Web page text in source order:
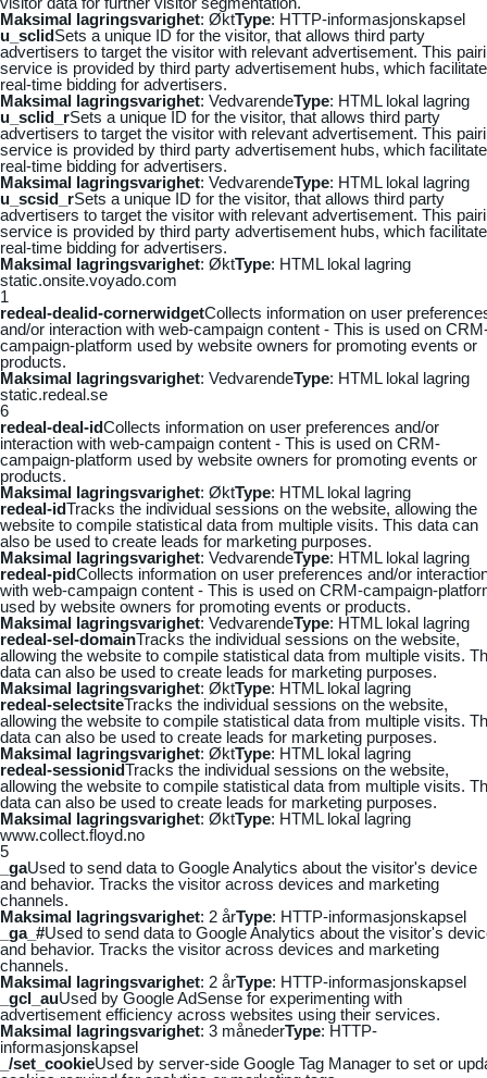
Maksimal lagringsvarighet: ØktType: HTTP-informasjonskapsel
u_sclidSets a unique ID for the visitor, that allows third party
advertisers to target the visitor with relevant advertisement. This
service is provided by third party advertisement hubs, which
real-time bidding for advertisers.
Maksimal lagringsvarighet: VedvarendeType: HTML lokal lagring
u_sclid_rSets a unique ID for the visitor, that allows third party
advertisers to target the visitor with relevant advertisement. This
service is provided by third party advertisement hubs, which
real-time bidding for advertisers.
Maksimal lagringsvarighet: VedvarendeType: HTML lokal lagring
u_scsid_rSets a unique ID for the visitor, that allows third party
advertisers to target the visitor with relevant advertisement. This
service is provided by third party advertisement hubs, which
real-time bidding for advertisers.
Maksimal lagringsvarighet: ØktType: HTML lokal lagring
static.onsite.voyado.com
1
redeal-dealid-cornerwidgetCollects information on user
and/or interaction with web-campaign content - This is used on
campaign-platform used by website owners for promoting events or
products.
Maksimal lagringsvarighet: VedvarendeType: HTML lokal lagring
static.redeal.se
6
redeal-deal-idCollects information on user preferences and/or
interaction with web-campaign content - This is used on CRM-
campaign-platform used by website owners for promoting events or
products.
Maksimal lagringsvarighet: ØktType: HTML lokal lagring
redeal-idTracks the individual sessions on the website, allowing the
website to compile statistical data from multiple visits. This data can
also be used to create leads for marketing purposes.
Maksimal lagringsvarighet: VedvarendeType: HTML lokal lagring
redeal-pidCollects information on user preferences and/or
with web-campaign content - This is used on CRM-campaign-
used by website owners for promoting events or products.
Maksimal lagringsvarighet: VedvarendeType: HTML lokal lagring
redeal-sel-domainTracks the individual sessions on the website,
allowing the website to compile statistical data from multiple visits.
data can also be used to create leads for marketing purposes.
Maksimal lagringsvarighet: ØktType: HTML lokal lagring
redeal-selectsiteTracks the individual sessions on the website,
allowing the website to compile statistical data from multiple visits.
data can also be used to create leads for marketing purposes.
Maksimal lagringsvarighet: ØktType: HTML lokal lagring
redeal-sessionidTracks the individual sessions on the website,
allowing the website to compile statistical data from multiple visits.
data can also be used to create leads for marketing purposes.
Maksimal lagringsvarighet: ØktType: HTML lokal lagring
www.collect.floyd.no
5
_gaUsed to send data to Google Analytics about the visitor's device
and behavior. Tracks the visitor across devices and marketing
channels.
Maksimal lagringsvarighet: 2 årType: HTTP-informasjonskapsel
_ga_#Used to send data to Google Analytics about the visitor's
and behavior. Tracks the visitor across devices and marketing
channels.
Maksimal lagringsvarighet: 2 årType: HTTP-informasjonskapsel
_gcl_auUsed by Google AdSense for experimenting with
advertisement efficiency across websites using their services.
Maksimal lagringsvarighet: 3 månederType: HTTP-
informasjonskapsel
_/set_cookieUsed by server-side Google Tag Manager to set or